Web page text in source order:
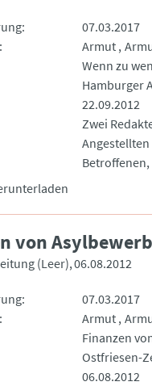
07.03.2017
Armut
Wenn zu
Hamburger
22.09.2012
Zwei
von
(Leer) 06.08.2012
07.03.2017
Armut
Finanzen
Ostfriesen-
06.08.2012